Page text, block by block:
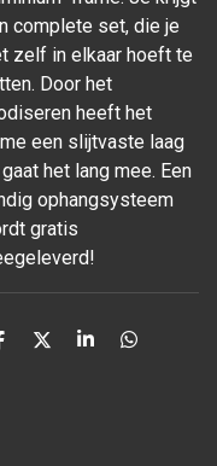
complete set, die je
zelf in elkaar hoeft te
Door het
heeft het
een slijtvaste laag
het lang mee. Een
ophangsysteem
gratis
D
S
D